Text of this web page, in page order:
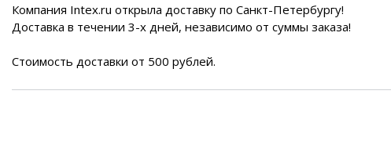
Компания Intex.ru открыла доставку по Санкт-Петербургу!
Доставка в течении 3-х дней, независимо от суммы заказа!
Стоимость доставки от 500 рублей.